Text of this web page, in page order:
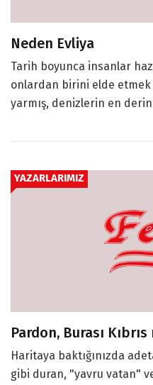
Neden Evliya
Tarih boyunca insanlar
onlardan birini elde etmek
yarmış, denizlerin en derin
YAZARLARIMIZ
Pardon, Burası Kıbrıs
Haritaya baktığınızda
gibi duran, "yavru vatan"